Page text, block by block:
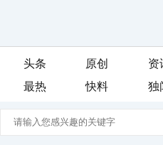
头条 原创 资
最热
快料 独